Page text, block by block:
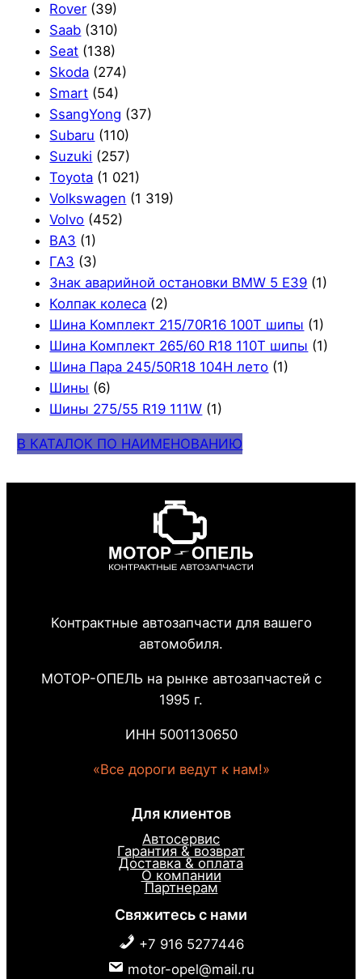
Rover (39)
Saab (310)
Seat (138)
Skoda (274)
Smart (54)
SsangYong (37)
Subaru (110)
Suzuki (257)
Toyota (1 021)
Volkswagen (1 319)
Volvo (452)
ВАЗ (1)
ГАЗ (3)
Знак аварийной остановки BMW 5 E39 (1)
Колпак колеса (2)
Шина Комплект 215/70R16 100T шипы (1)
Шина Комплект 265/60 R18 110T шипы (1)
Шина Пара 245/50R18 104H лето (1)
Шины (6)
Шины 275/55 R19 111W (1)
В КАТАЛОК ПО НАИМЕНОВАНИЮ
Контрактные автозапчасти для вашего
автомобиля.
МОТОР-ОПЕЛЬ на рынке автозапчастей с
1995 г.
ИНН 5001130650
«Все дороги ведут к нам!»
Для клиентов
Автосервис
Гарантия & возврат
Доставка & оплата
О компании
Партнерам
Свяжитесь с нами
+7 916 5277446
motor-opel@mail.ru